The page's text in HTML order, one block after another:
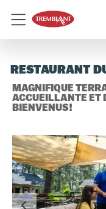
Menu
RESTAURANT
MAGNIFIQUE
ACCUEILLANTE ET
BIENVENUS!